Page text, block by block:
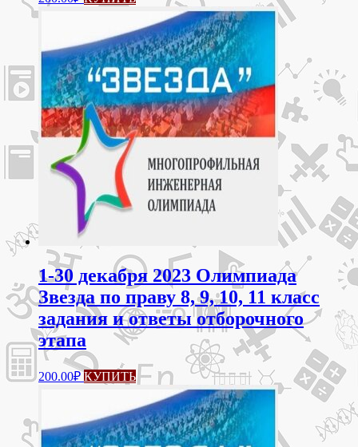
1-30 декабря 2023 Олимпиада
Звезда по праву 8, 9, 10, 11 класс
задания и ответы отборочного
этапа
200.00₽ КУПИТЬ